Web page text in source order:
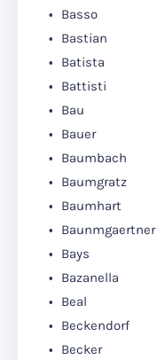
Basso
Bastian
Batista
Battisti
Bau
Bauer
Baumbach
Baumgratz
Baumhart
Baunmgaertner
Bays
Bazanella
Beal
Beckendorf
Becker